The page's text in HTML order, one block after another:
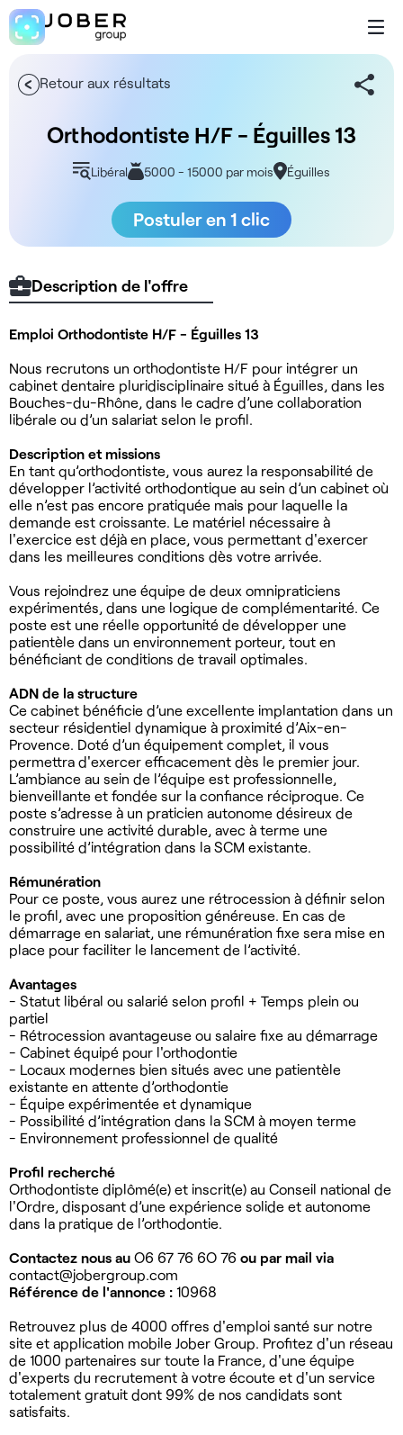
Retour aux résultats
Orthodontiste H/F - Éguilles 13
Libéral 5000 - 15000 par mois Éguilles
Postuler en 1 clic
Description de l'offre
Emploi Orthodontiste H/F - Éguilles 13
Nous recrutons un orthodontiste H/F pour intégrer un
cabinet dentaire pluridisciplinaire situé à Éguilles, dans les
Bouches-du-Rhône, dans le cadre d’une collaboration
libérale ou d’un salariat selon le profil.
Description et missions
En tant qu’orthodontiste, vous aurez la responsabilité de
développer l’activité orthodontique au sein d’un cabinet où
elle n’est pas encore pratiquée mais pour laquelle la
demande est croissante. Le matériel nécessaire à
l'exercice est déjà en place, vous permettant d'exercer
dans les meilleures conditions dès votre arrivée.
Vous rejoindrez une équipe de deux omnipraticiens
expérimentés, dans une logique de complémentarité. Ce
poste est une réelle opportunité de développer une
patientèle dans un environnement porteur, tout en
bénéficiant de conditions de travail optimales.
ADN de la structure
Ce cabinet bénéficie d’une excellente implantation dans un
secteur résidentiel dynamique à proximité d’Aix-en-
Provence. Doté d’un équipement complet, il vous
permettra d'exercer efficacement dès le premier jour.
L’ambiance au sein de l’équipe est professionnelle,
bienveillante et fondée sur la confiance réciproque. Ce
poste s’adresse à un praticien autonome désireux de
construire une activité durable, avec à terme une
possibilité d’intégration dans la SCM existante.
Rémunération
Pour ce poste, vous aurez une rétrocession à définir selon
le profil, avec une proposition généreuse. En cas de
démarrage en salariat, une rémunération fixe sera mise en
place pour faciliter le lancement de l’activité.
Avantages
- Statut libéral ou salarié selon profil + Temps plein ou
partiel
- Rétrocession avantageuse ou salaire fixe au démarrage
- Cabinet équipé pour l'orthodontie
- Locaux modernes bien situés avec une patientèle
existante en attente d’orthodontie
- Équipe expérimentée et dynamique
- Possibilité d’intégration dans la SCM à moyen terme
- Environnement professionnel de qualité
Profil recherché
Orthodontiste diplômé(e) et inscrit(e) au Conseil national de
l'Ordre, disposant d’une expérience solide et autonome
dans la pratique de l’orthodontie.
Contactez nous au O6 67 76 6O 76 ou par mail via
contact@jobergroup.com
Référence de l'annonce : 10968
Retrouvez plus de 4000 offres d'emploi santé sur notre
site et application mobile Jober Group. Profitez d'un réseau
de 1000 partenaires sur toute la France, d'une équipe
d'experts du recrutement à votre écoute et d'un service
totalement gratuit dont 99% de nos candidats sont
satisfaits.